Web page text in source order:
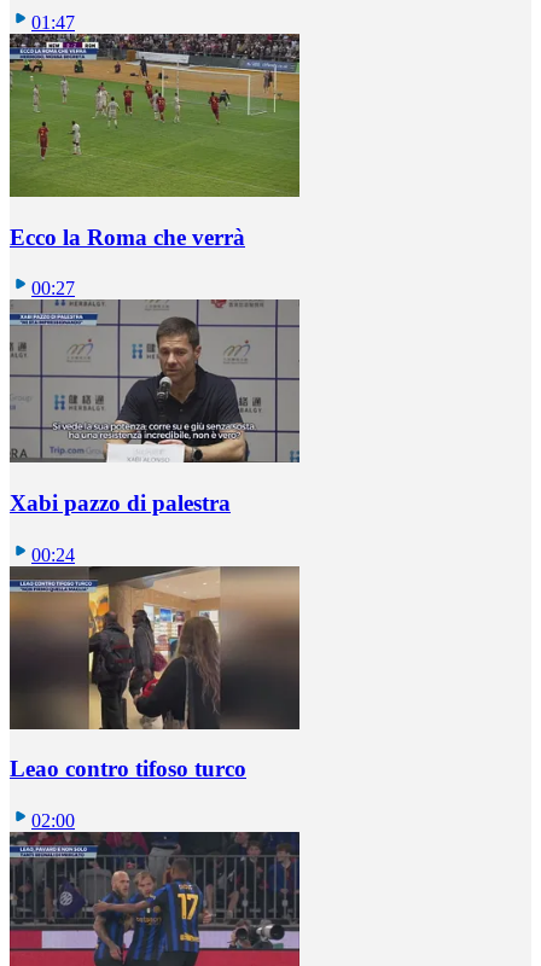
01:47
Ecco la Roma che verrà
00:27
Xabi pazzo di palestra
00:24
Leao contro tifoso turco
02:00